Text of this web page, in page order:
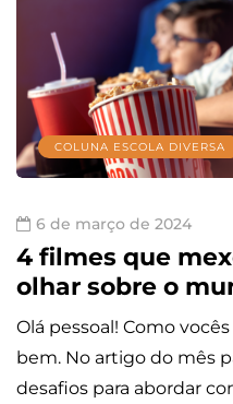
COLUNA ESCOLA DIVERSA
6 de março de 2024
4 filmes que
olhar sobre o
Olá pessoal! Como
bem. No artigo do mês
desafios para abordar